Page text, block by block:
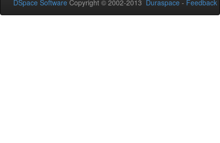
DSpace Software Copyright © 2002-2013 Duraspace - Feedback